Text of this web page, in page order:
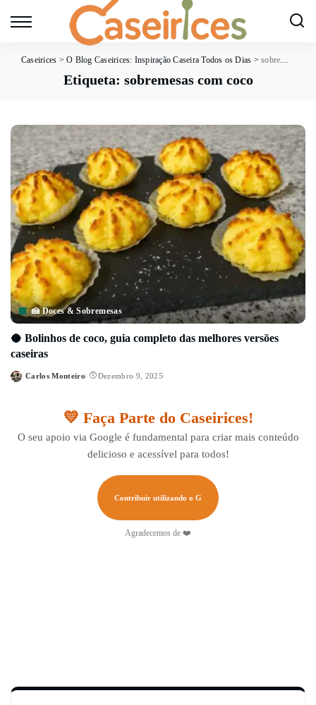
Caseirices >O Blog Caseirices: Inspiração Caseira Todos os Dias >sobremesas com coco
Etiqueta: sobremesas com coco
🍰 Doces & Sobremesas
🥥 Bolinhos de coco, guia completo das melhores versões
caseiras
Posted
Carlos Monteiro Dezembro 9, 2025
💛 Faça Parte do Caseirices!
O seu apoio via Google é fundamental para criar mais conteúdo
delicioso e acessível para todos!
Contribuir utilizando o G
Agradecemos de ❤️